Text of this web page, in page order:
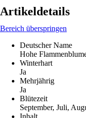
Artikeldetails
Bereich überspringen
Deutscher Name
Hohe
Winterhart
Ja
Mehrjährig
Ja
Blütezeit
September, Juli,
Inhalt